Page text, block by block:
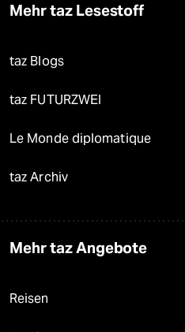
Mehr taz Lesestoff
taz Blogs
taz FUTURZWEI
Le Monde diplomatique
taz Archiv
Mehr taz Angebote
Reisen